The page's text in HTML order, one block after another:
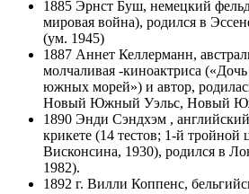
1885 Эрнст Буш, немецкий
мировая война), родился в
(ум. 1945)
1887 Аннет Келлерманн,
молчаливая -киноактриса
южных морей») и автор,
Новый Южный Уэльс, Новый
1890 Энди Сэндхэм ,
крикете (14 тестов; 1-й тройной
Висконсина, 1930), родился в
1982).
1892 г. Вилли Коппенс,